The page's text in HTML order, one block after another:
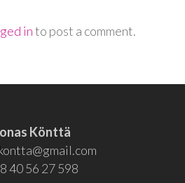
into post a comment.
Könttä
40 56 27 598